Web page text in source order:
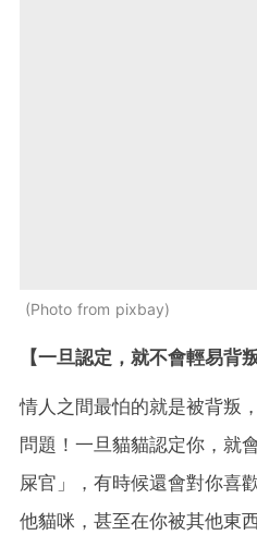
Photo from pixbay
【一旦認定，就不會輕易背叛
情人之間最怕的就是被背叛
問題！一旦貓貓認定你，就
屎官」，有時候還會對你喜
他貓咪，甚至在你被其他東